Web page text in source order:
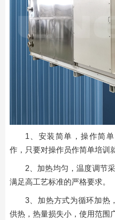
1、安装简单，操作简
作，只要对操作员作简单培训
2、加热均匀，温度调节
满足高工艺标准的严格要求。
3、加热方式为循环加热
供热，热量损失小，使用范围